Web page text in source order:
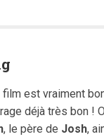
film est vraiment
déjà très bon !
, le père de Josh,